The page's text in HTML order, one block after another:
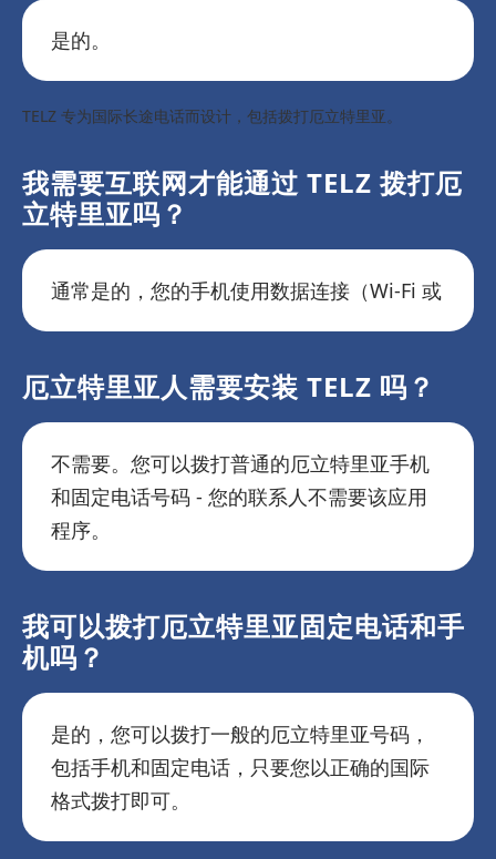
是的。
TELZ 专为国际长途电话而设计，包括拨打厄立特里亚。
我需要互联网才能通过 TELZ 拨打厄
立特里亚吗？
通常是的，您的手机使用数据连接（Wi-Fi 或
厄立特里亚人需要安装 TELZ 吗？
不需要。您可以拨打普通的厄立特里亚手机
和固定电话号码 - 您的联系人不需要该应用
程序。
我可以拨打厄立特里亚固定电话和手
机吗？
是的，您可以拨打一般的厄立特里亚号码，
包括手机和固定电话，只要您以正确的国际
格式拨打即可。